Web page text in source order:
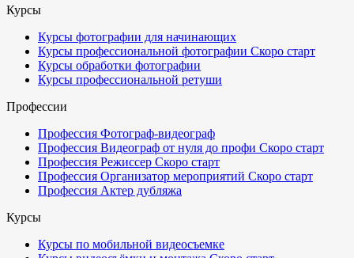
Курсы
Курсы фотографии для начинающих
Курсы профессиональной фотографии Скоро старт
Курсы обработки фотографии
Курсы профессиональной ретуши
Профессии
Профессия Фотограф-видеограф
Профессия Видеограф от нуля до профи Скоро старт
Профессия Режиссер Скоро старт
Профессия Организатор мероприятий Скоро старт
Профессия Актер дубляжа
Курсы
Курсы по мобильной видеосъемке